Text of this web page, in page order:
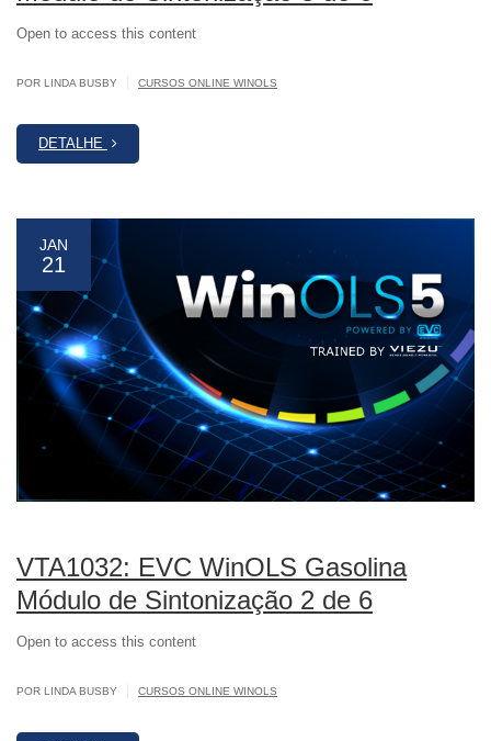
Open to access this content
POR LINDA BUSBY CURSOS ONLINE WINOLS
DETALHE
JAN
21
VTA1032: EVC WinOLS Gasolina
Módulo de Sintonização 2 de 6
Open to access this content
POR LINDA BUSBY CURSOS ONLINE WINOLS